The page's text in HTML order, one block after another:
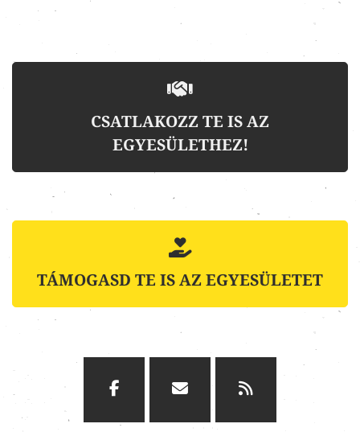
CSATLAKOZZ TE IS AZ
EGYESÜLETHEZ!
TÁMOGASD TE IS AZ EGYESÜLETET